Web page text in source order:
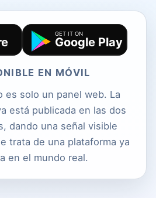
EN MÓVIL
es solo un panel web. La
está publicada en las dos
dando una señal visible
trata de una plataforma ya
en el mundo real.